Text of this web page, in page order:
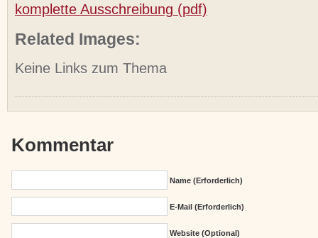
komplette Ausschreibung (pdf)
Related Images:
Keine Links zum Thema
Kommentar
Name (erforderlich)
E-Mail (erforderlich)
Website (Optional)